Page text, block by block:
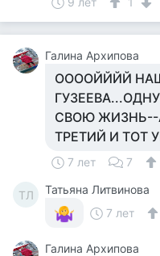
Галина Архипова
ООООЙЙЙЙ
СВОЮ ЖИЗНЬ--
ТРЕТИЙ И ТОТ
7 лет 7
ТЛ
Татьяна Литвинова
7 лет
Галина Архипова